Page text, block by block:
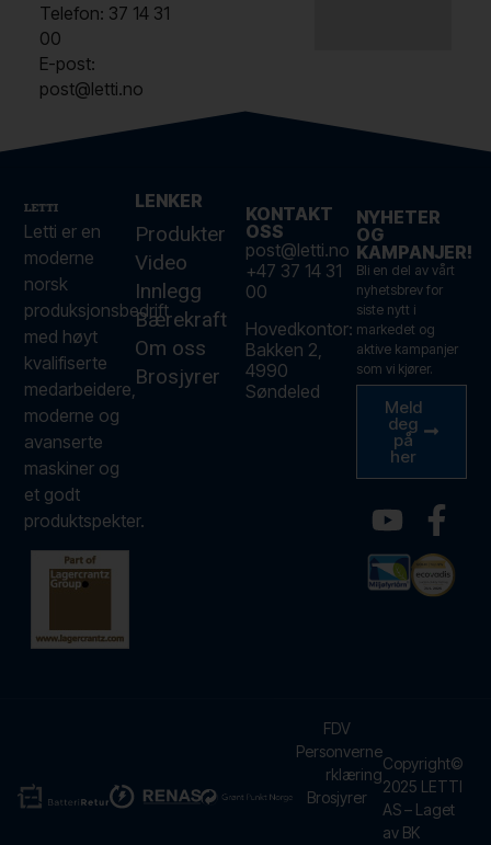
Telefon: 37 14 31
00
E-post:
post@letti.no
Letti er en
moderne
norsk
produksjonsbedrift
med høyt
kvalifiserte
medarbeidere,
moderne og
avanserte
maskiner og
et godt
produktspekter.
LENKER
Produkter
Video
Innlegg
Bærekraft
Om oss
Brosjyrer
KONTAKT
OSS
post@letti.no
+47 37 14 31
00
Hovedkontor:
Bakken 2,
4990
Søndeled
NYHETER
OG
KAMPANJER!
Bli en del av vårt
nyhetsbrev for
siste nytt i
markedet og
aktive kampanjer
som vi kjører.
Meld
deg
på
her
Copyright©
2025 LETTI
AS – Laget
av BK
FDV
Personverne
rklæring
Brosjyrer